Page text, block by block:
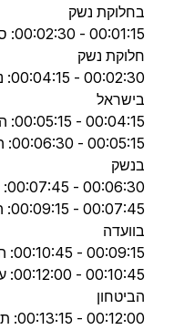
בחלוקת נשק
חלוקת נשק
בישראל
00:04:15 - 00:05:15: החוויה האישית של אודליה עם נשק
בנשק
00:06:30 - 00:07:45: קריטריונים לרישוי נשק לנשים
בוועדה
00:09:15 - 00:10:45: הרציונל מאחורי זכאות לרישיון נשק
הביטחון